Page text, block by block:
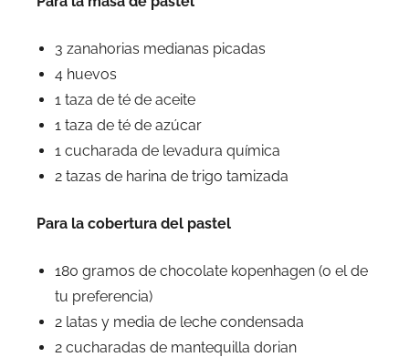
3 zanahorias medianas picadas
4 huevos
1 taza de té de aceite
1 taza de té de azúcar
1 cucharada de levadura química
2 tazas de harina de trigo tamizada
Para la cobertura del pastel
180 gramos de chocolate kopenhagen (o el de
tu preferencia)
2 latas y media de leche condensada
2 cucharadas de mantequilla dorian